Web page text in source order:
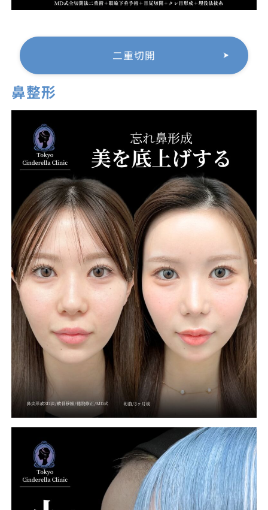
二重切開
鼻整形